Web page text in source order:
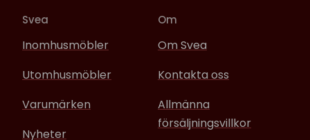
Svea
Inomhusmöbler
Utomhusmöbler
Varumärken
Nyheter
Om
Om Svea
Kontakta oss
Allmänna
försäljningsvillkor